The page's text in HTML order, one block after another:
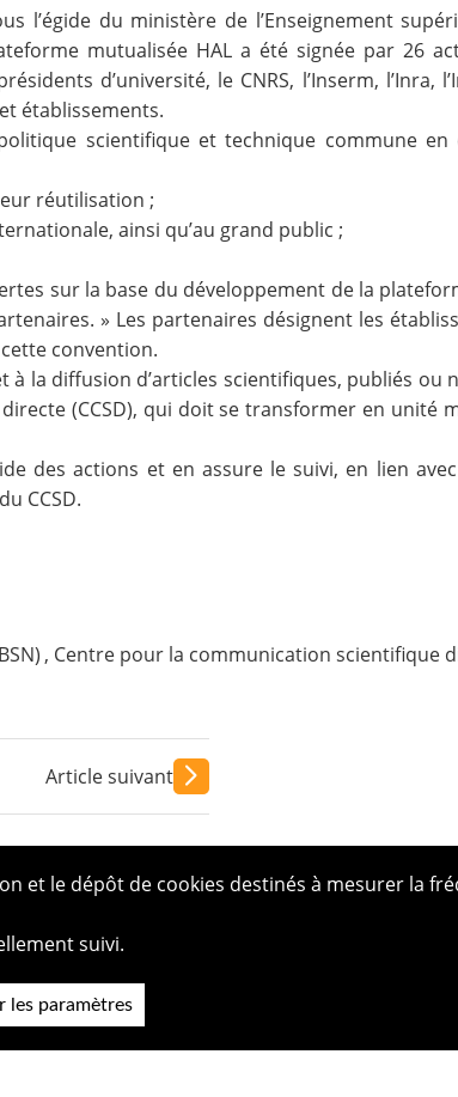
l’égide du ministère de l’Enseignement
mutualisée HALa été signée par 26
d’université, le CNRS, l’Inserm, l’Inra,
établissements.
scientifique et technique commune en
réutilisation ;
ainsi qu’au grand public ;
sur la base du développement de la
» Les partenaires désignent les
convention.
la diffusion d’articles scientifiques, publiés ou
(CCSD), qui doit se transformer en unité
des actions et en assure le suivi, en lien
CCSD.
, Centre pour la communication scientifique
Article suivant
et le dépôt de cookies destinés à mesurer la
suivi.
les paramètres